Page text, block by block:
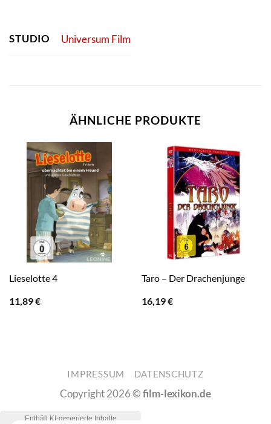
STUDIO Universum Film
ÄHNLICHE PRODUKTE
Lieselotte 4
11,89€
Taro – Der Drachenjunge
16,19€
IMPRESSUM DATENSCHUTZ
Copyright 2026 ©film-lexikon.de